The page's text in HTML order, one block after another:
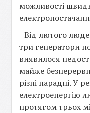
можливості
Від лютого
три генератори
виявилося
майже
різні парадні. У
електроенергію
протягом трьох